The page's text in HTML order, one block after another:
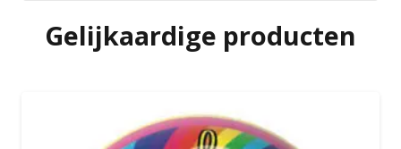
Gelijkaardige producten